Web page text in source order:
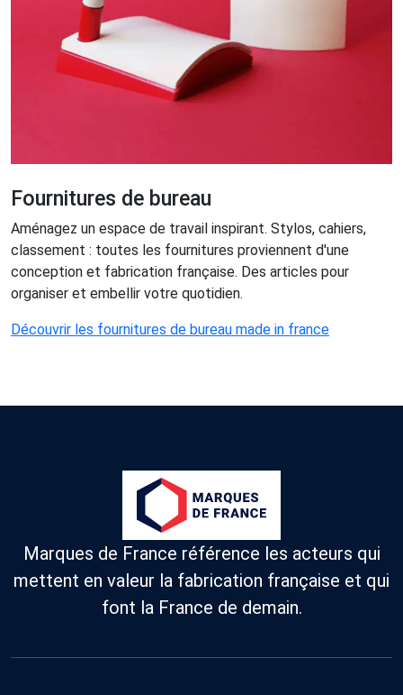
Fournitures de bureau
Aménagez un espace de travail inspirant. Stylos, cahiers,
classement : toutes les fournitures proviennent d'une
conception et fabrication française. Des articles pour
organiser et embellir votre quotidien.
Découvrir les fournitures de bureau made in france
Marques de France référence les acteurs qui
mettent en valeur la fabrication française et qui
font la France de demain.